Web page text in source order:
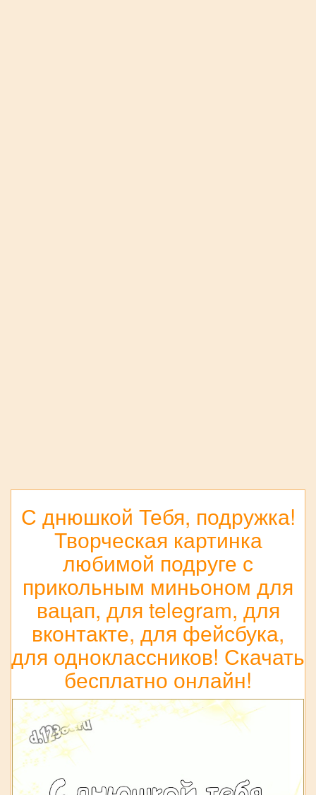
С днюшкой Тебя, подружка!
Творческая картинка
любимой подруге с
прикольным миньоном для
вацап, для telegram, для
вконтакте, для фейсбука,
для одноклассников! Скачать
бесплатно онлайн!